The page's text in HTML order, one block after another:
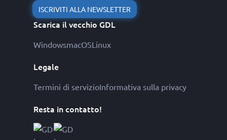
ISCRIVITI ALLA NEWSLETTER
Scarica il vecchio GDL
WindowsmacOSLinux
Legale
Termini di servizioInformativa sulla privacy
Resta in contatto!